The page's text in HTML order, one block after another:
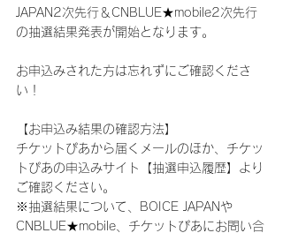
JAPAN2次先行＆CNBLUE★mobile2次先行
の抽選結果発表が開始となります。
お申込みされた方は忘れずにご確認くださ
い！
【お申込み結果の確認方法】
チケットぴあから届くメールのほか、チケッ
トぴあの申込みサイト【抽選申込履歴】より
ご確認ください。
※抽選結果について、BOICE JAPANや
CNBLUE★mobile、チケットぴあにお問い合